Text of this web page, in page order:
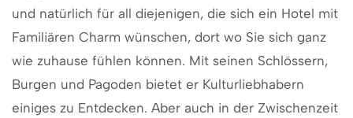
und natürlich für all diejenigen, die sich ein Hotel mit
Familiären Charm wünschen, dort wo Sie sich ganz
wie zuhause fühlen können. Mit seinen Schlössern,
Burgen und Pagoden bietet er Kulturliebhabern
einiges zu Entdecken. Aber auch in der Zwischenzeit